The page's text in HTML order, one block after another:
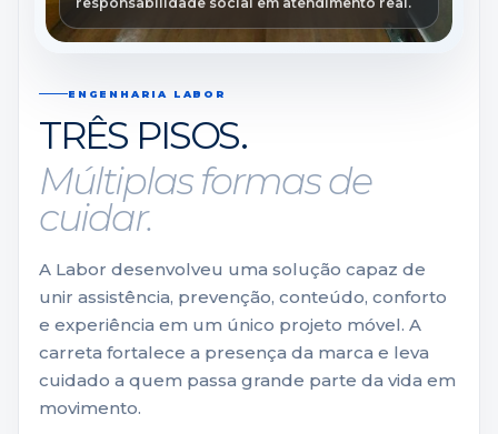
ENGENHARIA LABOR
TRÊS PISOS.
Múltiplas formas de
cuidar.
A Labor desenvolveu uma solução capaz de
unir assistência, prevenção, conteúdo, conforto
e experiência em um único projeto móvel. A
carreta fortalece a presença da marca e leva
cuidado a quem passa grande parte da vida em
movimento.